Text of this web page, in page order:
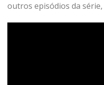
outros episódios da série,